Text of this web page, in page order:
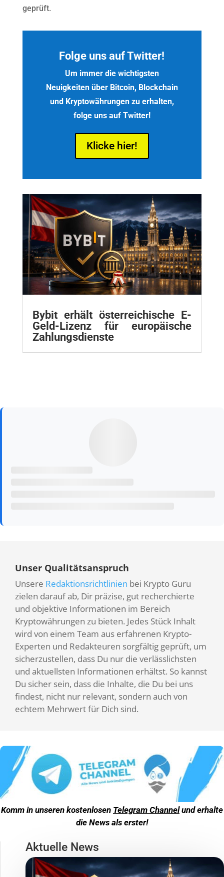
geprüft.
Folge uns auf Twitter!
Um immer die wichtigsten
Neuigkeiten über Bitcoin, Blockchain
und Kryptowährungen zu erhalten,
folge uns auf Twitter!
Klicke hier!
Bybit erhält österreichische E-
Geld-Lizenz für europäische
Zahlungsdienste
Unser Qualitätsanspruch
Unsere Redaktionsrichtlinien bei Krypto Guru
zielen darauf ab, Dir präzise, gut recherchierte
und objektive Informationen im Bereich
Kryptowährungen zu bieten. Jedes Stück Inhalt
wird von einem Team aus erfahrenen Krypto-
Experten und Redakteuren sorgfältig geprüft, um
sicherzustellen, dass Du nur die verlässlichsten
und aktuellsten Informationen erhältst. So kannst
Du sicher sein, dass die Inhalte, die Du bei uns
findest, nicht nur relevant, sondern auch von
echtem Mehrwert für Dich sind.
Komm in unseren kostenlosen Telegram Channelund erhalte
die News als erster!
Aktuelle News